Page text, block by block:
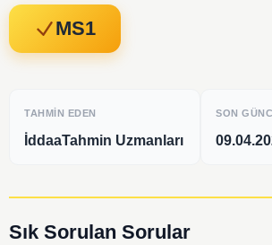
MS1
TAHMIN EDEN
İddaaTahmin Uzmanları
SON
Sık Sorulan Sorular